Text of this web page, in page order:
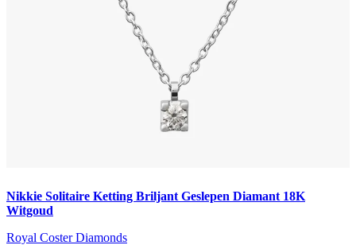
Nikkie Solitaire Ketting Briljant Geslepen Diamant 18K
Witgoud
Royal Coster Diamonds